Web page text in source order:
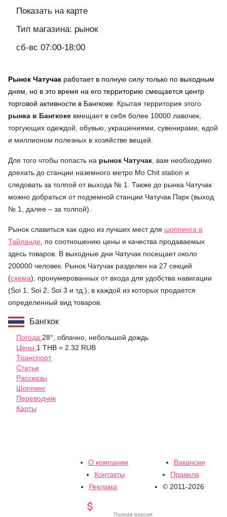
Показать на карте
Тип магазина: рынок
сб-вс 07:00-18:00
Рынок Чатучак работает в полную силу только по выходным
дням, но в это время на его территорию смещается центр
торговой активности в Бангкоке. Крытая территория этого
рынка в Бангкоке вмещает в себя более 10000 лавочек,
торгующих одеждой, обувью, украшениями, сувенирами, едой
и миллионом полезных в хозяйстве вещей.
Для того чтобы попасть на рынок Чатучак, вам необходимо
доехать до станции наземного метро Mo Chit station и
следовать за толпой от выхода № 1. Также до рынка Чатучак
можно добраться от подземной станции Чатучак Парк (выход
№ 1, далее – за толпой).
Рынок славиться как одно из лучших мест для шоппинга в
Тайланде, по соотношению цены и качества продаваемых
здесь товаров. В выходные дни Чатучак посещает около
200000 человек. Рынок Чатучак разделен на 27 секций
(схема), пронумерованных от входа для удобства навигации
(Soi 1, Soi 2, Soi 3 и тд.), в каждой из которых продается
определенный вид товаров.
Бангкок
Погода 28°, облачно, небольшой дождь
Цены 1 THB = 2.32 RUB
Транспорт
Статьи
Рассказы
Шоппинг
Переводчик
Карты
О компании
Вакансии
Контакты
Правила
Реклама
© 2011-2026

Полная версия